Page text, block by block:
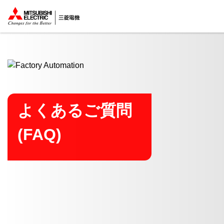
ここから本文
よくあるご質問
(FAQ)